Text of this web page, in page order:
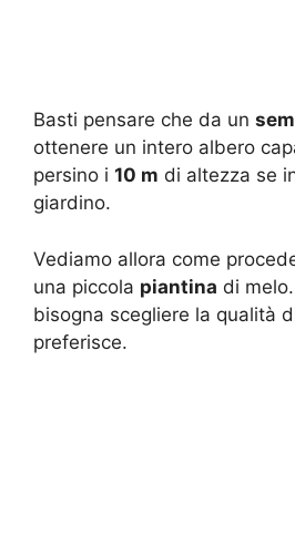
Basti pensare che da un
ottenere un intero albero
persino i 10 m di altezza se
giardino.
Vediamo allora come
una piccola piantina di
bisogna scegliere la qualità
preferisce.